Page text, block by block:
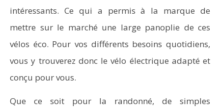
intéressants. Ce qui a permis à la marque de
mettre sur le marché une large panoplie de ces
vélos éco. Pour vos différents besoins quotidiens,
vous y trouverez donc le vélo électrique adapté et
conçu pour vous.
Que ce soit pour la randonné, de simples